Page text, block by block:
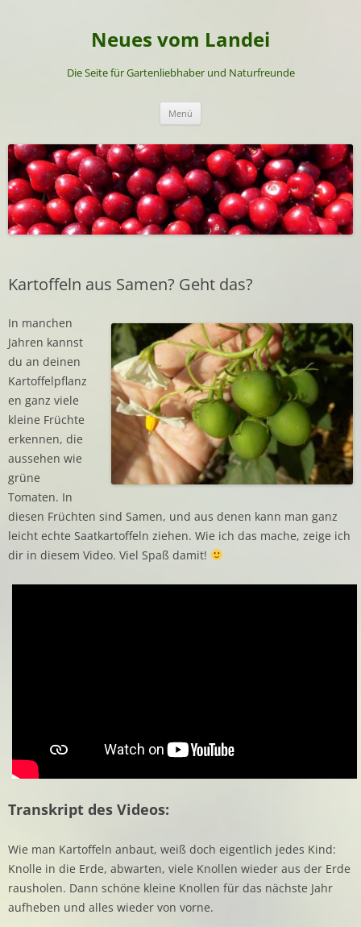
Neues vom Landei
Die Seite für Gartenliebhaber und Naturfreunde
Menü
Kartoffeln aus Samen? Geht das?
In manchen
Jahren kannst
du an deinen
Kartoffelpflanz
en ganz viele
kleine Früchte
erkennen, die
aussehen wie
grüne
Tomaten. In
diesen Früchten sind Samen, und aus denen kann man ganz
leicht echte Saatkartoffeln ziehen. Wie ich das mache, zeige ich
dir in diesem Video. Viel Spaß damit!
Transkript des Videos:
Wie man Kartoffeln anbaut, weiß doch eigentlich jedes Kind:
Knolle in die Erde, abwarten, viele Knollen wieder aus der Erde
rausholen. Dann schöne kleine Knollen für das nächste Jahr
aufheben und alles wieder von vorne.